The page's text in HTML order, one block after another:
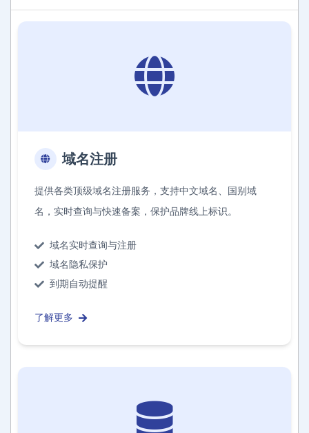
域名注册
提供各类顶级域名注册服务，支持中文域名、国别域
名，实时查询与快速备案，保护品牌线上标识。
域名实时查询与注册
域名隐私保护
到期自动提醒
了解更多